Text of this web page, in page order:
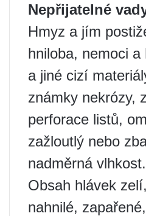
Nepřijatelné
Hmyz a jím
hniloba, nemoci
a jiné cizí
známky nekrózy,
perforace listů,
zažloutlý nebo
nadměrná vlhkost.
Obsah hlávek
nahnilé,